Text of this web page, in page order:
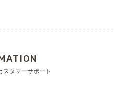
スタマーサポート